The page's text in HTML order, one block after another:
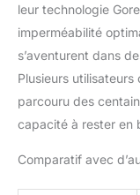
leur technologie
imperméabilité
s’aventurent dans
Plusieurs
parcouru des
capacité à rester en
Comparatif avec